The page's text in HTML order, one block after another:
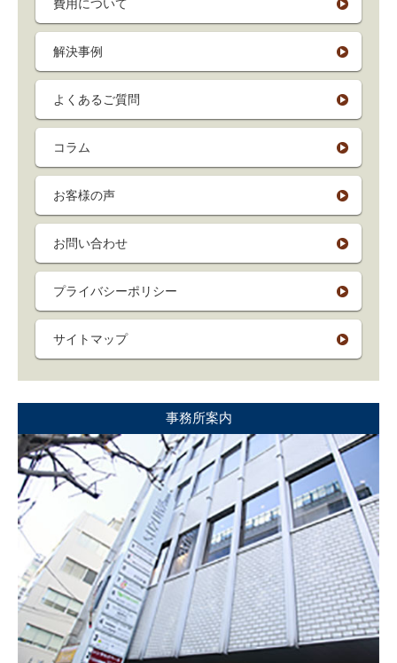
費用について
解決事例
よくあるご質問
コラム
お客様の声
お問い合わせ
プライバシーポリシー
サイトマップ
事務所案内